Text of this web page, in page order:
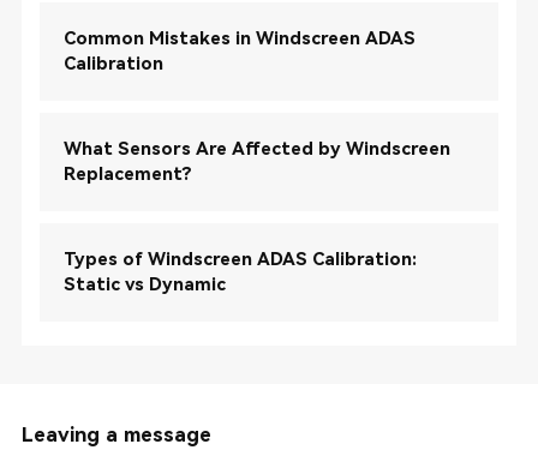
Common Mistakes in Windscreen ADAS
Calibration
What Sensors Are Affected by Windscreen
Replacement?
Types of Windscreen ADAS Calibration:
Static vs Dynamic
Leaving a message